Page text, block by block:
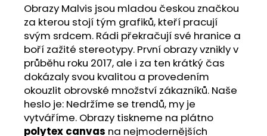
Obrazy Malvis jsou mladou českou značkou
za kterou stojí tým grafiků, kteří pracují
svým srdcem. Rádi překračují své hranice a
boří zažité stereotypy. První obrazy vznikly v
průběhu roku 2017, ale i za ten krátký čas
dokázaly svou kvalitou a provedením
okouzlit obrovské množství zákazníků. Naše
heslo je: Nedržíme se trendů, my je
vytváříme. Obrazy tiskneme na plátno
polytex canvas na nejmodernějších